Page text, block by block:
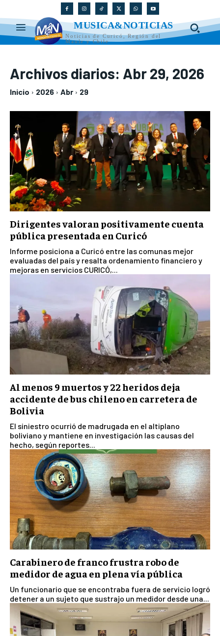
MUSICA&NOTICIAS
Noticias de Curicó, Región del
Maule y Chile
Archivos diarios: Abr 29, 2026
Inicio 2026 Abr 29
Dirigentes valoran positivamente cuenta
pública presentada en Curicó
Informe posiciona a Curicó entre las comunas mejor
evaluadas del país y resalta ordenamiento financiero y
mejoras en servicios CURICÓ,...
Al menos 9 muertos y 22 heridos deja
accidente de bus chileno en carretera de
Bolivia
El siniestro ocurrió de madrugada en el altiplano
boliviano y mantiene en investigación las causas del
hecho, según reportes...
Carabinero de franco frustra robo de
medidor de agua en plena vía pública
Un funcionario que se encontraba fuera de servicio logró
detener a un sujeto que sustrajo un medidor desde una...